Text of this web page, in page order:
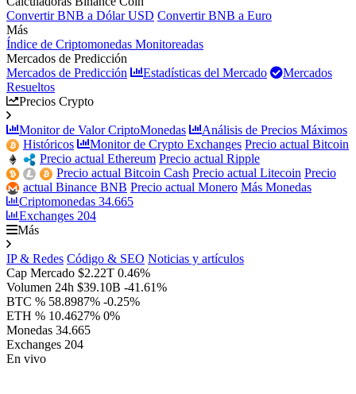
Convertir BNB a Dólar USD Convertir BNB a Euro
Más
Índice de Criptomonedas Monitoreadas
Mercados de Predicción
Mercados de Predicción
Estadísticas del Mercado
Mercados
Resueltos
Precios Crypto
Monitor de Valor CriptoMonedas
Análisis de Precios Máximos
Históricos
Monitor de Crypto Exchanges Precio actual Bitcoin
Precio actual Ethereum Precio actual Ripple
Precio actual Bitcoin Cash Precio actual Litecoin Precio
actual Binance BNB Precio actual Monero Más Monedas
Criptomonedas 34.665
Exchanges 204
Más
IP & Redes Código & SEO Noticias y artículos
Cap Mercado $2.22T 0.46%
Volumen 24h $39.10B -41.61%
BTC % 58.8987% -0.25%
ETH % 10.4627% 0%
Monedas 34.665
Exchanges 204
En vivo